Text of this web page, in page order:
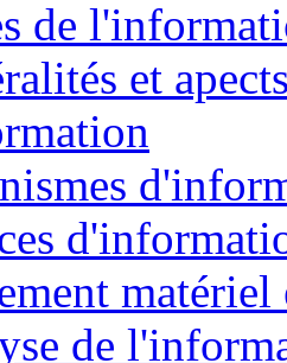
de
et
matériel
de